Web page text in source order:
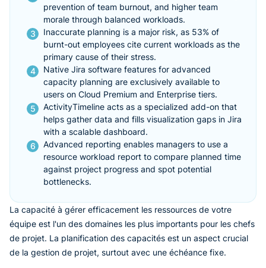
prevention of team burnout, and higher team
morale through balanced workloads.
Inaccurate planning is a major risk, as 53% of
burnt-out employees cite current workloads as the
primary cause of their stress.
Native Jira software features for advanced
capacity planning are exclusively available to
users on Cloud Premium and Enterprise tiers.
ActivityTimeline acts as a specialized add-on that
helps gather data and fills visualization gaps in Jira
with a scalable dashboard.
Advanced reporting enables managers to use a
resource workload report to compare planned time
against project progress and spot potential
bottlenecks.
La capacité à gérer efficacement les ressources de votre
équipe est l'un des domaines les plus importants pour les chefs
de projet. La planification des capacités est un aspect crucial
de la gestion de projet, surtout avec une échéance fixe.